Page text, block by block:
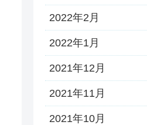
2022年2月
2022年1月
2021年12月
2021年11月
2021年10月